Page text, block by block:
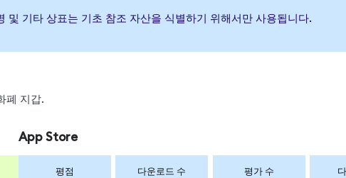
기타 상표는 기초 참조 자산을 식별하기 위해서만 사용됩니다.
폐 지갑.
App Store
평점 다운로드 수 평가 수